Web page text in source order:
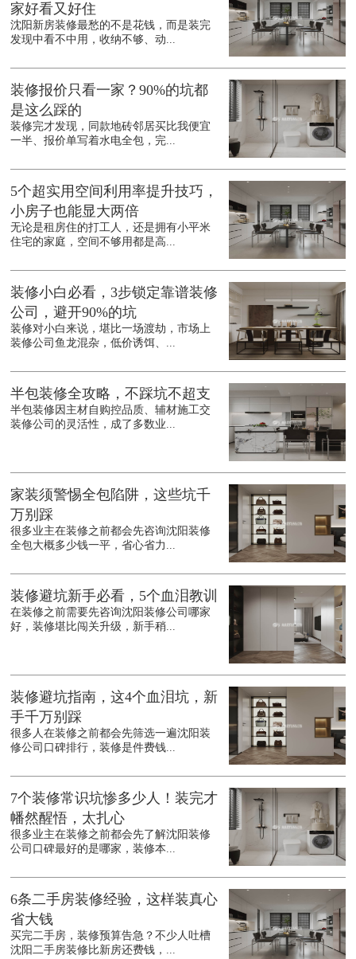
家好看又好住
沈阳新房装修最愁的不是花钱，而是装完
发现中看不中用，收纳不够、动...
装修报价只看一家？90%的坑都
是这么踩的
装修完才发现，同款地砖邻居买比我便宜
一半、报价单写着水电全包，完...
5个超实用空间利用率提升技巧，
小房子也能显大两倍
无论是租房住的打工人，还是拥有小平米
住宅的家庭，空间不够用都是高...
装修小白必看，3步锁定靠谱装修
公司，避开90%的坑
装修对小白来说，堪比一场渡劫，市场上
装修公司鱼龙混杂，低价诱饵、...
半包装修全攻略，不踩坑不超支
半包装修因主材自购控品质、辅材施工交
装修公司的灵活性，成了多数业...
家装须警惕全包陷阱，这些坑千
万别踩
很多业主在装修之前都会先咨询沈阳装修
全包大概多少钱一平，省心省力...
装修避坑新手必看，5个血泪教训
在装修之前需要先咨询沈阳装修公司哪家
好，装修堪比闯关升级，新手稍...
装修避坑指南，这4个血泪坑，新
手千万别踩
很多人在装修之前都会先筛选一遍沈阳装
修公司口碑排行，装修是件费钱...
7个装修常识坑惨多少人！装完才
幡然醒悟，太扎心
很多业主在装修之前都会先了解沈阳装修
公司口碑最好的是哪家，装修本...
6条二手房装修经验，这样装真心
省大钱
买完二手房，装修预算告急？不少人吐槽
沈阳二手房装修比新房还费钱，...